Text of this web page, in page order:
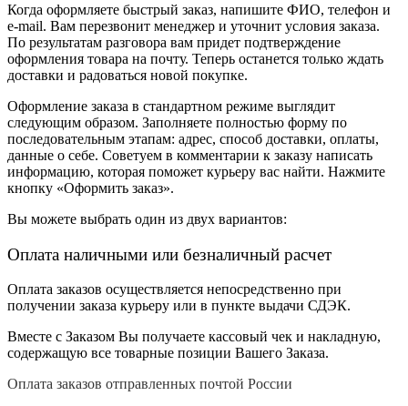
Когда оформляете быстрый заказ, напишите ФИО, телефон и
e-mail. Вам перезвонит менеджер и уточнит условия заказа.
По результатам разговора вам придет подтверждение
оформления товара на почту. Теперь останется только ждать
доставки и радоваться новой покупке.
Оформление заказа в стандартном режиме выглядит
следующим образом. Заполняете полностью форму по
последовательным этапам: адрес, способ доставки, оплаты,
данные о себе. Советуем в комментарии к заказу написать
информацию, которая поможет курьеру вас найти. Нажмите
кнопку «Оформить заказ».
Вы можете выбрать один из двух вариантов:
Оплата наличными или безналичный расчет
Оплата заказов осуществляется непосредственно при
получении заказа курьеру или в пункте выдачи СДЭК.
Вместе с Заказом Вы получаете кассовый чек и накладную,
содержащую все товарные позиции Вашего Заказа.
Оплата заказов отправленных почтой России